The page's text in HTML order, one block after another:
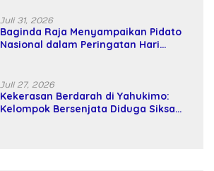
Juli 31, 2026
Baginda Raja Menyampaikan Pidato
Nasional dalam Peringatan Hari
Juli 27, 2026
Kekerasan Berdarah di Yahukimo:
Kelompok Bersenjata Diduga Siksa